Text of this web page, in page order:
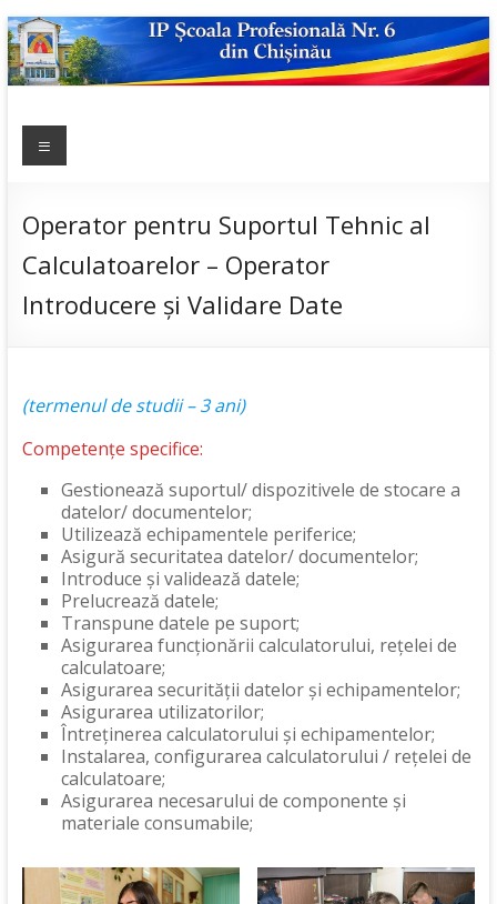
Skip
to
content
NR.6
scoala
nr.6; școală
profesională;
admitere;
admitere
Meniu
Operator pentru Suportul Tehnic al
Calculatoarelor – Operator
Introducere și Validare Date
(termenul de studii – 3 ani)
Competențe specifice:
Gestionează suportul/ dispozitivele de stocare a
datelor/ documentelor;
Utilizează echipamentele periferice;
Asigură securitatea datelor/ documentelor;
Introduce și validează datele;
Prelucrează datele;
Transpune datele pe suport;
Asigurarea funcționării calculatorului, rețelei de
calculatoare;
Asigurarea securității datelor și echipamentelor;
Asigurarea utilizatorilor;
Întreținerea calculatorului și echipamentelor;
Instalarea, configurarea calculatorului / rețelei de
calculatoare;
Asigurarea necesarului de componente și
materiale consumabile;